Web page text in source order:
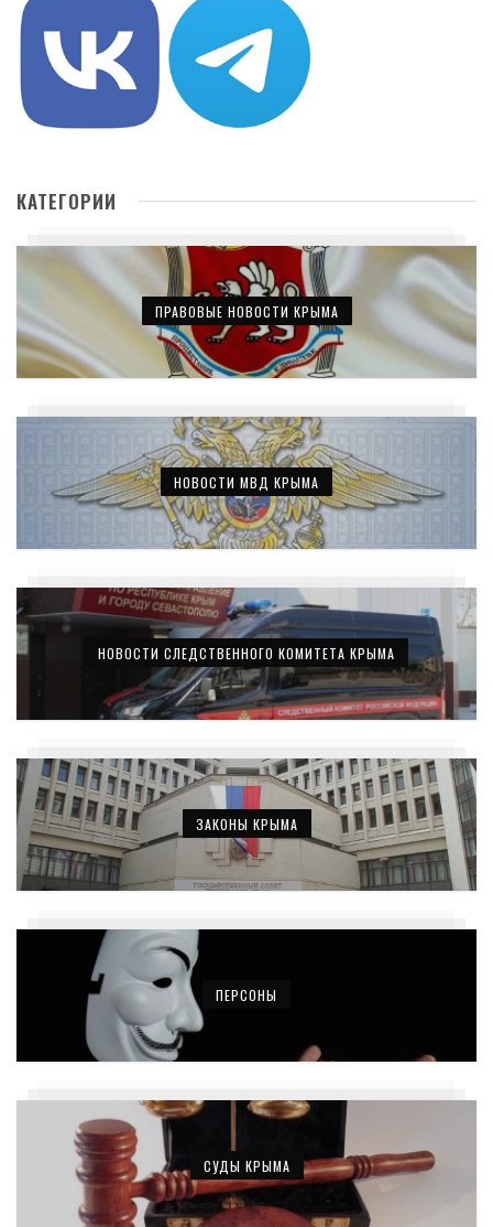
КАТЕГОРИИ
ПРАВОВЫЕ НОВОСТИ КРЫМА
НОВОСТИ МВД КРЫМА
НОВОСТИ СЛЕДСТВЕННОГО КОМИТЕТА КРЫМА
ЗАКОНЫ КРЫМА
ПЕРСОНЫ
СУДЫ КРЫМА